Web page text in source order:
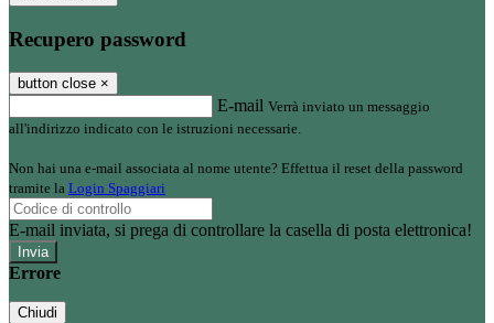
Recupero password
button close ×
E-mail Verrà inviato un messaggio
all'indirizzo indicato con le istruzioni necessarie.
Non hai una e-mail associata al nome utente? Effettua il reset della password
tramite la Login Spaggiari
E-mail inviata, si prega di controllare la casella di posta elettronica!
Errore
Chiudi